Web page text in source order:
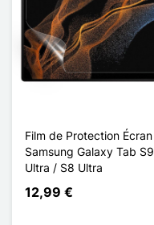
Film de Protection Écran
Samsung Galaxy Tab S9
Ultra / S8 Ultra
12,99 €